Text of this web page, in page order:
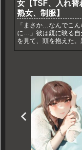
女【TSF、入れ替
熟女、制服】
「まさか…なんでこん
に…」彼は鏡に映る自
を見て、頭を抱えた。
ショートボブ、セーラ
の夜、職場の同僚であ
美咲と飲みに行くこと